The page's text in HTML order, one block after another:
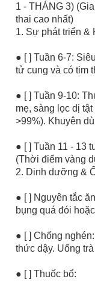
1 - THÁNG 3)
thai cao nhất)
1. Sự phát triển &
● [ ] Tuần 6-7:
tử cung và có tim
● [ ] Tuần 9-10:
mẹ, sàng lọc dị
>99%). Khuyên
● [ ] Tuần 11 - 13
(Thời điểm vàng
2. Dinh dưỡng &
● [ ] Nguyên tắc
bụng quá đói
● [ ] Chống
thức dậy. Uống
● [ ] Thuốc bổ: